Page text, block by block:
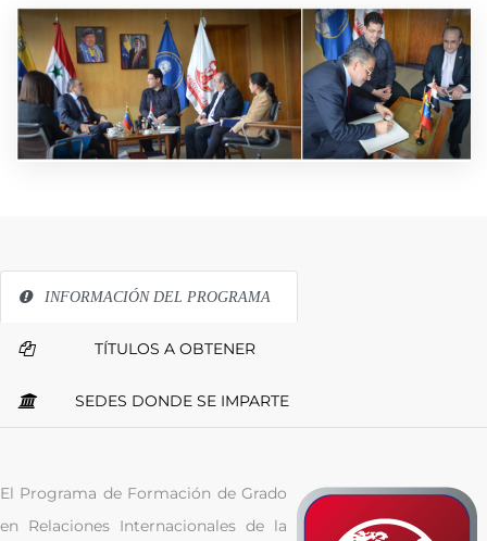
INFORMACIÓN DEL PROGRAMA
TÍTULOS A OBTENER
SEDES DONDE SE IMPARTE
El Programa de Formación de Grado
en Relaciones Internacionales de la